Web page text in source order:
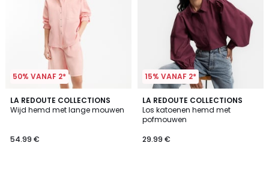
50% VANAF 2*
LA REDOUTE COLLECTIONS
Wijd hemd met lange mouwen
54.99 €
5
/
2
Kleuren
15% VANAF 2*
LA REDOUTE COLLECTIONS
Los katoenen hemd met
pofmouwen
29.99 €
3
/
5